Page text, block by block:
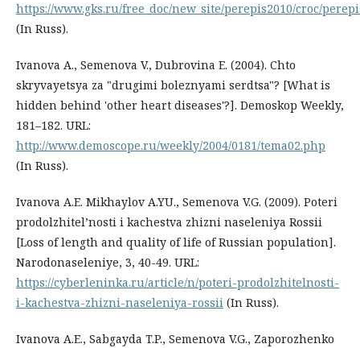
https://www.gks.ru/free_doc/new_site/perepis2010/croc/
(In Russ).
Ivanova A., Semenova V., Dubrovina E. (2004). Chto
skryvayetsya za "drugimi boleznyami serdtsa"? [What is
hidden behind 'other heart diseases'?]. Demoskop Weekly,
181–182. URL:
http://www.demoscope.ru/weekly/2004/0181/tema02.php
(In Russ).
Ivanova A.E. Mikhaylov A.YU., Semenova V.G. (2009). Poteri
prodolzhitel’nosti i kachestva zhizni naseleniya Rossii
[Loss of length and quality of life of Russian population].
Narodonaseleniye, 3, 40-49. URL:
https://cyberleninka.ru/article/n/poteri-prodolzhitelnosti-
i-kachestva-zhizni-naseleniya-rossii (In Russ).
Ivanova A.E., Sabgayda T.P., Semenova V.G., Zaporozhenko